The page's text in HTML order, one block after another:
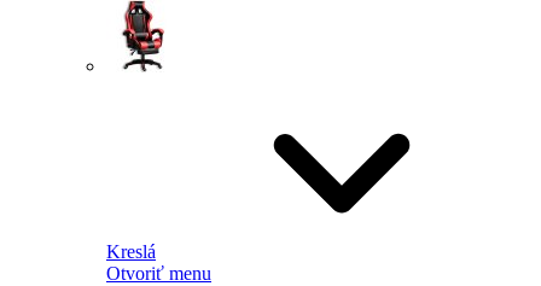
Kreslá
Otvoriť menu